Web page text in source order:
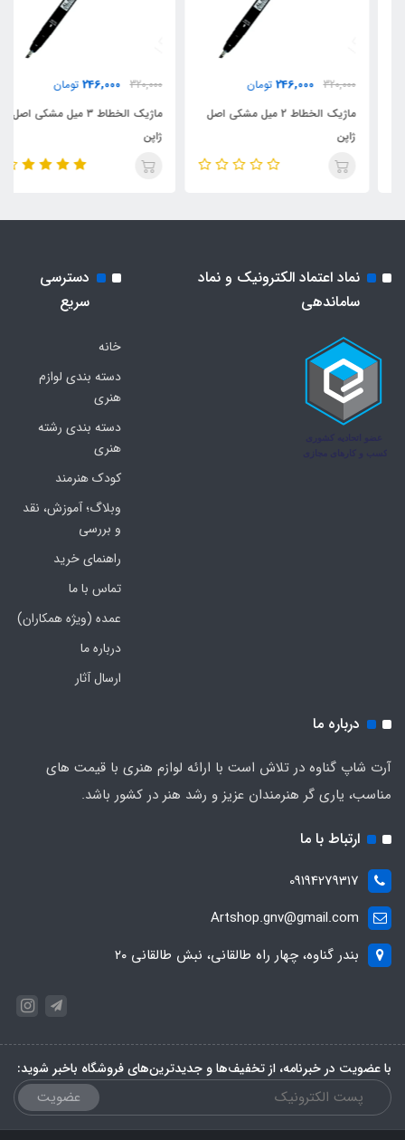
320,000
246,000 تومان
ماژیک الخطاط 2 میل مشکی اصل
320,000
246,000 تومان
ماژیک الخطاط ۳ میل مشکی اصل
نماد اعتماد الکترونیک و نماد
ساماندهی
دسترسی
سریع
خانه
دسته بندی لوازم
هنری
دسته بندی رشته
هنری
کودک هنرمند
وبلاگ؛ آموزش، نقد
و بررسی
راهنمای خرید
تماس با ما
عمده (ویژه همکاران)
درباره ما
ارسال آثار
درباره ما
آرت شاپ گناوه در تلاش است با ارائه لوازم هنری با قیمت های
مناسب، یاری گر هنرمندان عزیز و رشد هنر در کشور باشد.
ارتباط با ما
09194279317
Artshop.gnv@gmail.com
بندر گناوه، چهار راه طالقانی، نبش طالقانی ۲۰
با عضویت در خبرنامه، از تخفیف‌ها و جدیدترین‌های فروشگاه باخبر شوید:
عضویت